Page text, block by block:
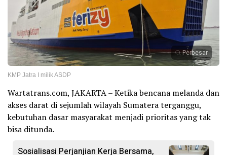
Perbesar
KMP Jatra I milik ASDP
Wartatrans.com, JAKARTA – Ketika bencana melanda dan
akses darat di sejumlah wilayah Sumatera terganggu,
kebutuhan dasar masyarakat menjadi prioritas yang tak
bisa ditunda.
Sosialisasi Perjanjian Kerja Bersama,